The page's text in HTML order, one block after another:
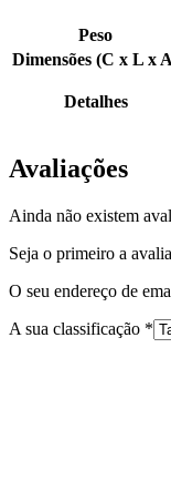
Peso
Dimensões (C x L x
Detalhes
Avaliações
Ainda não existem
Seja o primeiro a
O seu endereço de
A sua classificação *